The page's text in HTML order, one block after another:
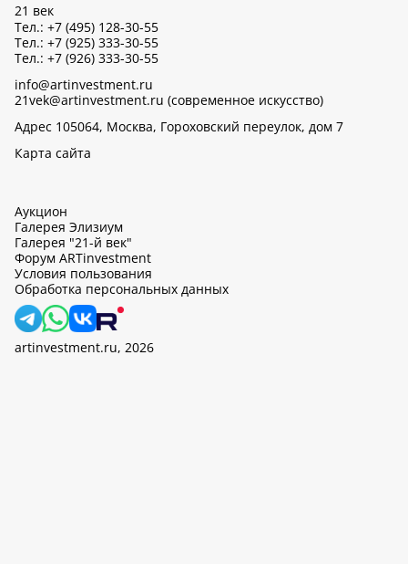
21 век
Тел.: +7 (495) 128-30-55
Тел.: +7 (925) 333-30-55
Тел.: +7 (926) 333-30-55
info@artinvestment.ru
21vek@artinvestment.ru (современное искусство)
Адрес 105064, Москва, Гороховский переулок, дом 7
Карта сайта
Аукцион
Галерея Элизиум
Галерея "21-й век"
Форум ARTinvestment
Условия пользования
Обработка персональных данных
artinvestment.ru, 2026